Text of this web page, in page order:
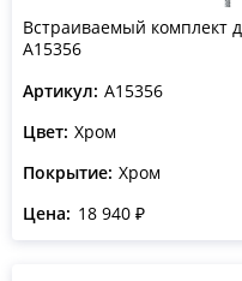
Встраиваемый комплект
A15356
Артикул: A15356
Цвет: Хром
Покрытие: Хром
Цена: 18 940 ₽